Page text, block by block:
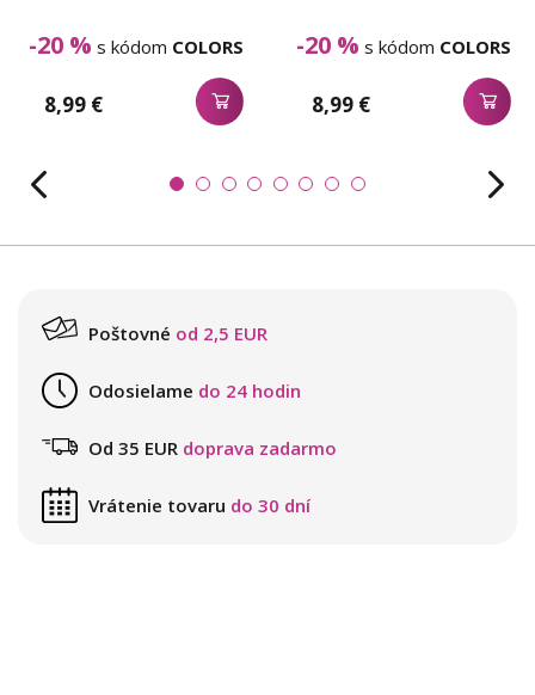
-20 % s kódom COLORS
8,99 €
-20 % s kódom COLORS
8,99 €
Poštovné od 2,5 EUR
Odosielame do 24 hodin
Od 35 EUR doprava zadarmo
Vrátenie tovaru do 30 dní